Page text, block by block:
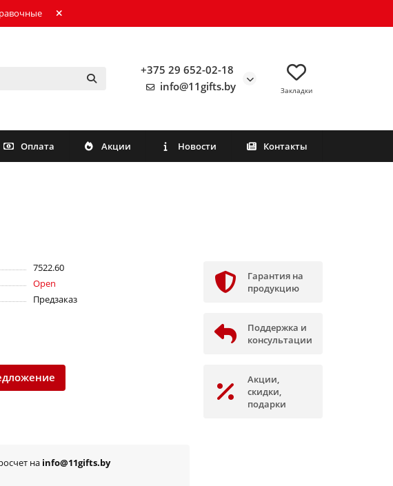
+375 29 652-02-18
info@11gifts.by
Закладки
Оплата Акции Новости Контакты
7522.60
Open
Предзаказ
на info@11gifts.by
Гарантия на
продукцию
Поддержка и
консультации
Акции,
скидки,
подарки